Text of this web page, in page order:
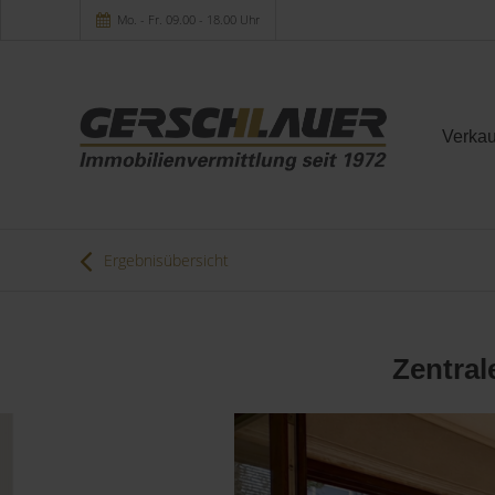
Mo. - Fr. 09.00 - 18.00 Uhr
Ergebnisübersicht